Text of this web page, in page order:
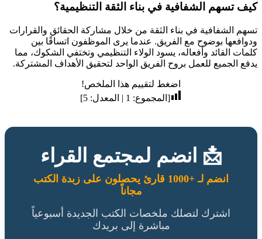
كيف تسهم الشفافية في بناء الثقة التنظيمية؟
تسهم الشفافية في بناء الثقة من خلال مشاركة الحقائق والقرارات
ودوافعها بوضوح مع الفريق. عندما يرى الموظفون اتساقًا بين
كلمات القائد وأفعاله، يسود الولاء التنظيمي وتختفي الشكوك، مما
يدفع الجميع للعمل بروح الفريق الواحد لتحقيق الأهداف المشتركة.
اضغط لتقييم هذا الملخص!
[المجموع: 1 | المعدل: 5
]
📩 انضم لمجتمع القراء
انضم لـ +1000 قارئ يحصلون على زبدة الكتب
مجاناً
اشترك لتصلك ملخصات الكتب الجديدة أسبوعياً
مباشرة إلى بريدك